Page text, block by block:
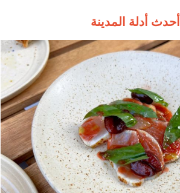
أحدث أدلة المدينة